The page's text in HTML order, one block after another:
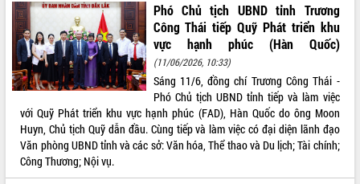
VIDEO
Loading the player...
Trailer Lễ hội Sầu riêng Đắk Lắk năm
Khám bệnh, cấp phát thuốc miễn phí
và tặng quà người dân xã Cư Pui
Hội nghị UBND tỉnh Đắk Lắk thường kỳ
tháng 7/2026
Phó Chủ tịch UBND tỉnh Trương
Công Thái tiếp Quỹ Phát triển khu
vực hạnh phúc (Hàn Quốc)
(11/06/2026, 10:33)
Sáng 11/6, đồng chí Trương Công Thái -
Phó Chủ tịch UBND tỉnh tiếp và làm việc
với Quỹ Phát triển khu vực hạnh phúc (FAD), Hàn Quốc do ông Moon
Huyn, Chủ tịch Quỹ dẫn đầu. Cùng tiếp và làm việc có đại diện lãnh đạo
Văn phòng UBND tỉnh và các sở: Văn hóa, Thể thao và Du lịch; Tài chính;
Công Thương; Nội vụ.